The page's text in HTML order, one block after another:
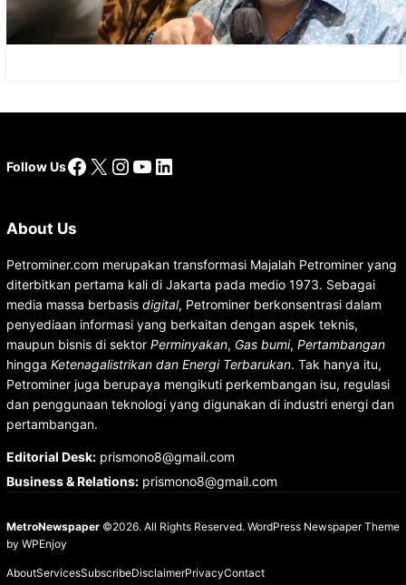
Follow UsFacebook
X Instagram
YouTube
LinkedIn
About Us
Petrominer.com merupakan transformasi Majalah Petrominer yang
diterbitkan pertama kali di Jakarta pada medio 1973. Sebagai
media massa berbasis digital, Petrominer berkonsentrasi dalam
penyediaan informasi yang berkaitan dengan aspek teknis,
maupun bisnis di sektor Perminyakan, Gas bumi, Pertambangan
hingga Ketenagalistrikan dan Energi Terbarukan. Tak hanya itu,
Petrominer juga berupaya mengikuti perkembangan isu, regulasi
dan penggunaan teknologi yang digunakan di industri energi dan
pertambangan.
Editorial Desk:prismono8@gmail.com
Business & Relations:prismono8@gmail.com
MetroNewspaper©2026. All Rights Reserved. WordPress Newspaper Theme
by WPEnjoy
AboutServicesSubscribeDisclaimerPrivacyContact